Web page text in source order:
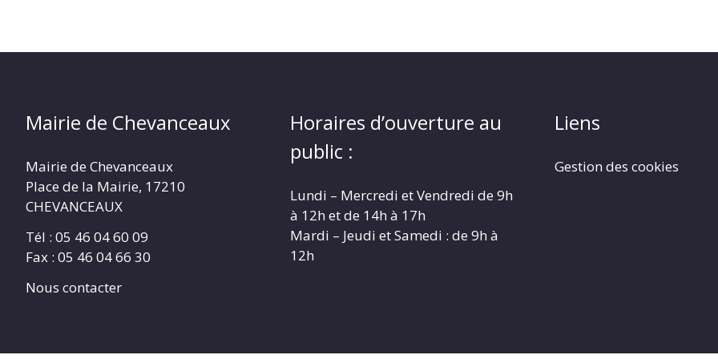
Mairie de Chevanceaux
Mairie de Chevanceaux
Place de la Mairie, 17210
CHEVANCEAUX
Tél : 05 46 04 60 09
Fax : 05 46 04 66 30
Nous contacter
Horaires d’ouverture au
public :
Lundi – Mercredi et Vendredi de 9h
à 12h et de 14h à 17h
Mardi – Jeudi et Samedi : de 9h à
12h
Liens
Gestion des cookies